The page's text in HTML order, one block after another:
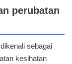
perubatan
sebagai
kesihatan